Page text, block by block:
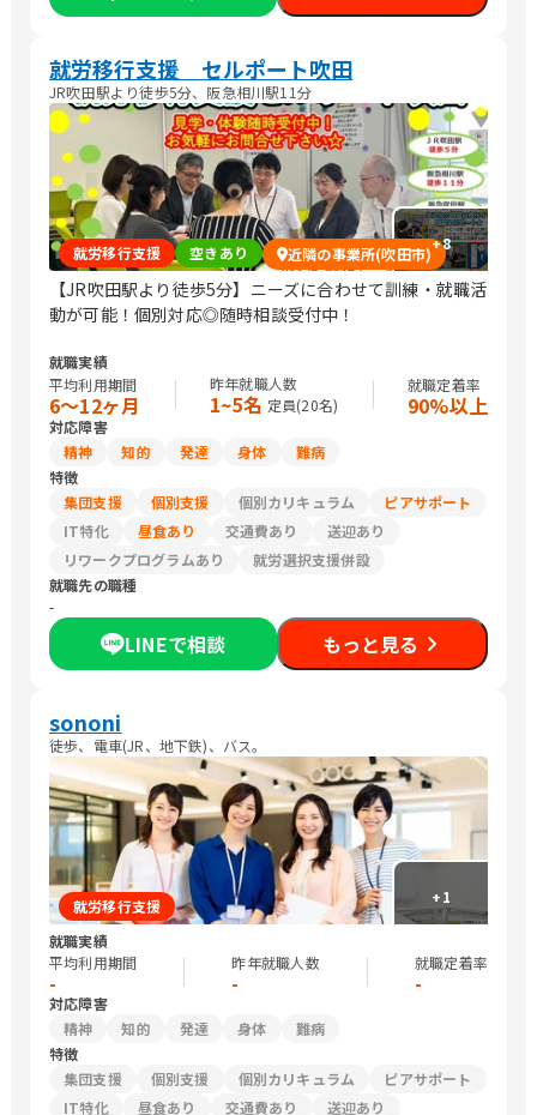
就労移行支援 セルポート吹田
JR吹田駅より徒歩5分、阪急相川駅11分
+8
就労移行支援 空きあり 近隣の事業所(吹田市)
【JR吹田駅より徒歩5分】ニーズに合わせて訓練・就職活
動が可能！個別対応◎随時相談受付中！
就職実績
平均利用期間
6〜12ヶ月
昨年就職人数
1~5名 定員(20名)
就職定着率
90%以上
対応障害
精神
知的 発達 身体
難病
特徴
集団支援
個別支援 個別カリキュラム
ピアサポート
IT特化
昼食あり 交通費あり
送迎あり
リワークプログラムあり
就労選択支援併設
就職先の職種
-
LINEで相談 もっと見る
sononi
徒歩、電車(JR、地下鉄)、バス。
+1
就労移行支援
就職実績
平均利用期間
-
昨年就職人数
-
就職定着率
-
対応障害
精神
知的 発達 身体
難病
特徴
集団支援
個別支援 個別カリキュラム
ピアサポート
IT特化
昼食あり 交通費あり
送迎あり